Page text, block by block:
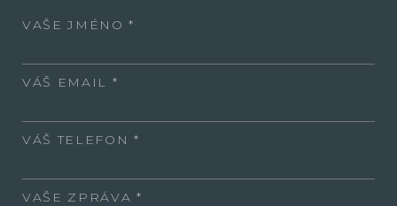
VAŠE JMÉNO
VÁŠ EMAIL
VÁŠ TELEFON
VAŠE ZPRÁVA